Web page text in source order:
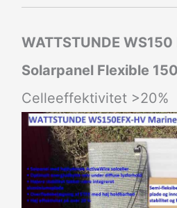
WATTSTUNDE
Solarpanel Flexible
Celleeffektivitet >20%